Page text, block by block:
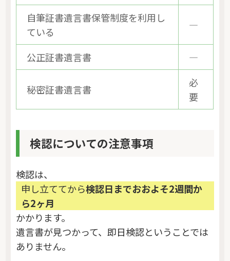
自筆証書遺言書保管制度を利用し
ている
―
公正証書遺言書 ―
秘密証書遺言書
必
要
検認についての注意事項
検認は、
申し立ててから検認日までおおよそ2週間か
ら2ヶ月
かかります。
遺言書が見つかって、即日検認ということでは
ありません。